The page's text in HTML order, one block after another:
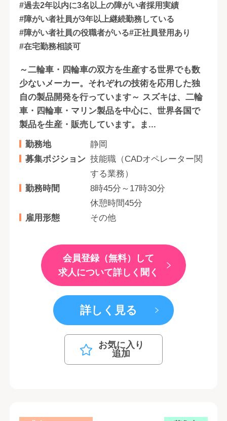
#過去2年以内に3名以上の障がい者採用実績
#障がい者社員が3年以上継続勤務している
#障がい者社員の役職者がいる#正社員登用あり
#在宅勤務相談可
～二輪車・四輪車の双方を生産する世界でも数
少ないメーカー。それぞれの技術を応用した独
自の製品開発を行っています～ スズキは、二輪
車・四輪車・マリン製品を中心に、世界各国で
製品を生産・販売しています。ま...
勤務地
静岡
募集ポジション 技能職（CADオペレーター関
する業務）
勤務時間
8時45分～17時30分
休憩時間45分
雇用形態
その他
会員登録（無料）して
求人について詳しく聞く
詳しく見る
お気に入り
追加